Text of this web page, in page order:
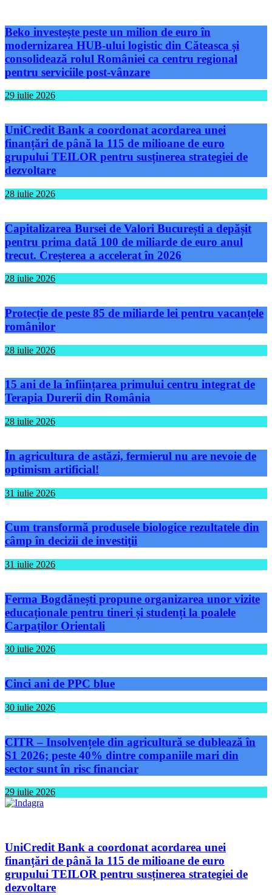
Beko investește peste un milion de euro în
modernizarea HUB-ului logistic din Căteasca și
consolidează rolul României ca centru regional
pentru serviciile post-vânzare
29 iulie 2026
UniCredit Bank a coordonat acordarea unei
finanțări de până la 115 de milioane de euro
grupului TEILOR pentru susținerea strategiei de
dezvoltare
28 iulie 2026
Capitalizarea Bursei de Valori București a depășit
pentru prima dată 100 de miliarde de euro anul
trecut. Creșterea a accelerat în 2026
28 iulie 2026
Protecție de peste 85 de miliarde lei pentru vacanțele
românilor
28 iulie 2026
15 ani de la înființarea primului centru integrat de
Terapia Durerii din România
28 iulie 2026
În agricultura de astăzi, fermierul nu are nevoie de
optimism artificial!
31 iulie 2026
Cum transformă produsele biologice rezultatele din
câmp în decizii de investiții
31 iulie 2026
Ferma Bogdănești propune organizarea unor vizite
educaționale pentru tineri și studenți la poalele
Carpaților Orientali
30 iulie 2026
Cinci ani de PPC blue
30 iulie 2026
CITR – Insolvențele din agricultură se dublează în
S1 2026; peste 40% dintre companiile mari din
sector sunt în risc financiar
29 iulie 2026
UniCredit Bank a coordonat acordarea unei
finanțări de până la 115 de milioane de euro
grupului TEILOR pentru susținerea strategiei de
dezvoltare